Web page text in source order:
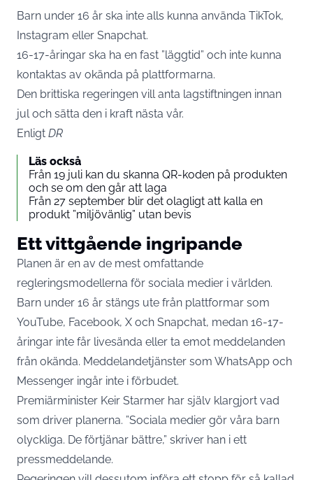
Barn under 16 år ska inte alls kunna använda TikTok,
Instagram eller Snapchat.
16-17-åringar ska ha en fast ”läggtid” och inte kunna
kontaktas av okända på plattformarna.
Den brittiska regeringen vill anta lagstiftningen innan
jul och sätta den i kraft nästa vår.
Enligt DR
Läs också
Från 19 juli kan du skanna QR-koden på produkten
och se om den går att laga
Från 27 september blir det olagligt att kalla en
produkt ”miljövänlig” utan bevis
Ett vittgående ingripande
Planen är en av de mest omfattande
regleringsmodellerna för sociala medier i världen.
Barn under 16 år stängs ute från plattformar som
YouTube, Facebook, X och Snapchat, medan 16-17-
åringar inte får livesända eller ta emot meddelanden
från okända. Meddelandetjänster som WhatsApp och
Messenger ingår inte i förbudet.
Premiärminister Keir Starmer har själv klargjort vad
som driver planerna. ”Sociala medier gör våra barn
olyckliga. De förtjänar bättre,” skriver han i ett
pressmeddelande.